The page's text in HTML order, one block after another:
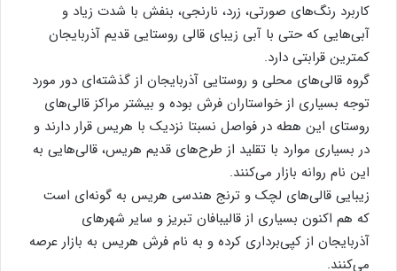
کاربرد رنگ‌های صورتی، زرد، نارنجی، بنفش با شدت زیاد و
آبی‌هایی که حتی با آبی‌ زیبای قالی روستایی قدیم آذربایجان
کمترین قرابتی دارد.
گروه قالی‌های محلی و روستایی آذربایجان از گذشته‌ای دور مورد
توجه بسیاری از خواستاران فرش بوده و بیشتر مراکز قالی‌های
روستای این هطه در فواصل نسبتا نزدیک با هریس قرار دارند و
در بسیاری موارد با تقلید از طرح‌های قدیم هریس، قالی‌هایی به
این نام روانه بازار می‌کنند.
زیبایی قالی‌های لچک و ترنج هندسی هریس به گونه‌ای است
که هم اکنون بسیاری از قالیبافان تبریز و سایر شهرهای
آذربایجان از کپی‌برداری کرده و به نام فرش هریس به بازار عرصه
می‌کنند.